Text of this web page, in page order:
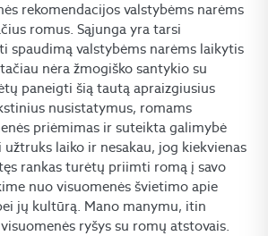
rekomendacijos valstybėms narėms
romus. Sąjunga yra tarsi
spaudimą valstybėms narėms laikytis
nėra žmogiško santykio su
paneigti šią tautą apraizgiusius
nusistatymus, romams
priėmimas ir suteikta galimybė
laiko ir nesakau, jog kiekvienas
rankas turėtų priimti romą į savo
nuo visuomenės švietimo apie
jų kultūrą. Mano manymu, itin
ryšys su romų atstovais.